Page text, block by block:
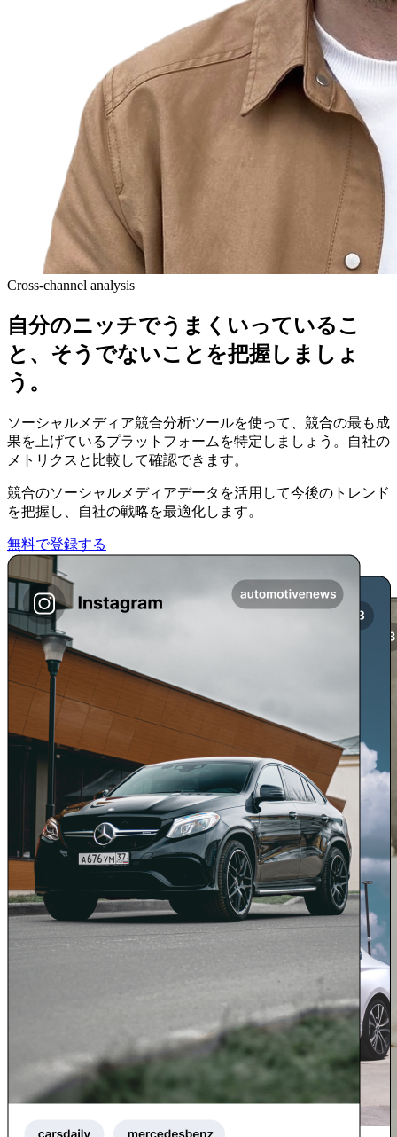
Cross-channel analysis
自分のニッチでうまくいっているこ
と、そうでないことを把握しましょ
う。
ソーシャルメディア競合分析ツールを使って、競合の最も成
果を上げているプラットフォームを特定しましょう。自社の
メトリクスと比較して確認できます。
競合のソーシャルメディアデータを活用して今後のトレンド
を把握し、自社の戦略を最適化します。
無料で登録する